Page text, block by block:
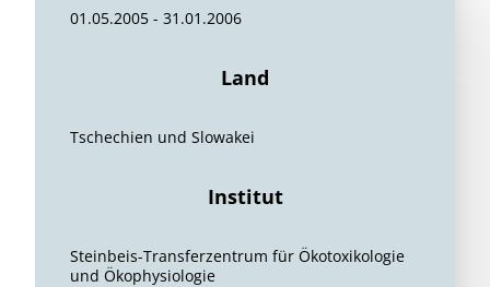
01.05.2005 - 31.01.2006
Land
Tschechien und Slowakei
Institut
Steinbeis-Transferzentrum für Ökotoxikologie
und Ökophysiologie